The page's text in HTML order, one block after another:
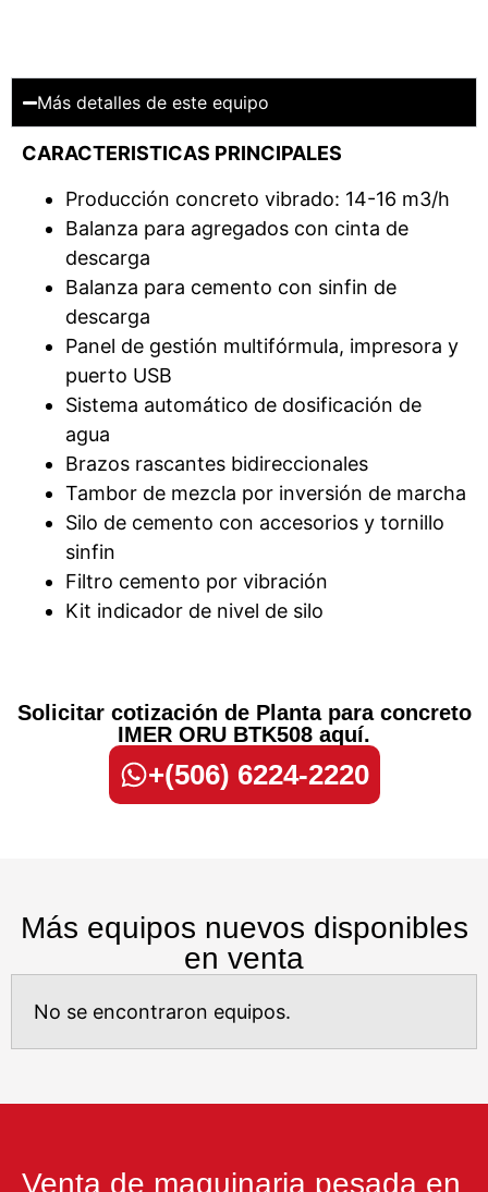
Más detalles de este equipo
CARACTERISTICAS PRINCIPALES
Producción concreto vibrado: 14-16 m3/h
Balanza para agregados con cinta de
descarga
Balanza para cemento con sinfin de
descarga
Panel de gestión multifórmula, impresora y
puerto USB
Sistema automático de dosificación de
agua
Brazos rascantes bidireccionales
Tambor de mezcla por inversión de marcha
Silo de cemento con accesorios y tornillo
sinfin
Filtro cemento por vibración
Kit indicador de nivel de silo
Solicitar cotización de Planta para concreto
IMER ORU BTK508 aquí.
+(506) 6224-2220
Más equipos nuevos disponibles
en venta
No se encontraron equipos.
Venta de maquinaria pesada en